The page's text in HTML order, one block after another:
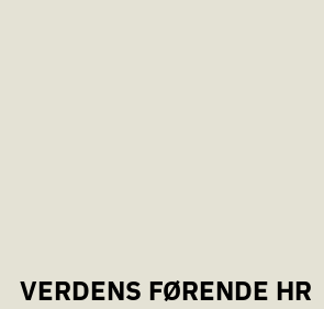
VERDENS FØRENDE HR